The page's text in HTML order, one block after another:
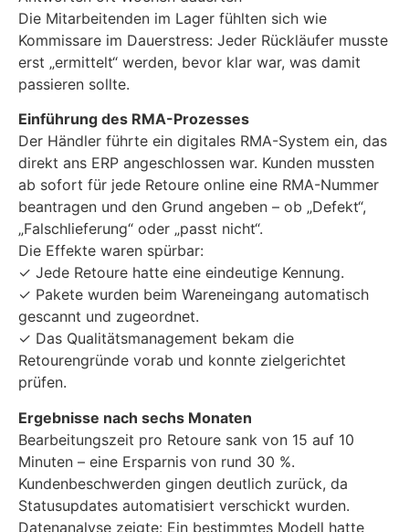
Die Mitarbeitenden im Lager fühlten sich wie
Kommissare im Dauerstress: Jeder Rückläufer musste
erst „ermittelt“ werden, bevor klar war, was damit
passieren sollte.
Einführung des RMA-Prozesses
Der Händler führte ein digitales RMA-System ein, das
direkt ans ERP angeschlossen war. Kunden mussten
ab sofort für jede Retoure online eine RMA-Nummer
beantragen und den Grund angeben – ob „Defekt“,
„Falschlieferung“ oder „passt nicht“.
Die Effekte waren spürbar:
✓ Jede Retoure hatte eine eindeutige Kennung.
✓ Pakete wurden beim Wareneingang automatisch
gescannt und zugeordnet.
✓ Das Qualitätsmanagement bekam die
Retourengründe vorab und konnte zielgerichtet
prüfen.
Ergebnisse nach sechs Monaten
Bearbeitungszeit pro Retoure sank von 15 auf 10
Minuten – eine Ersparnis von rund 30 %.
Kundenbeschwerden gingen deutlich zurück, da
Statusupdates automatisiert verschickt wurden.
Datenanalyse zeigte: Ein bestimmtes Modell hatte